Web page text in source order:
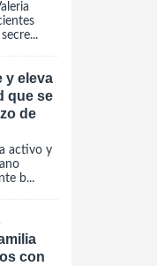
y eleva
que se
de
activo y
b...
con